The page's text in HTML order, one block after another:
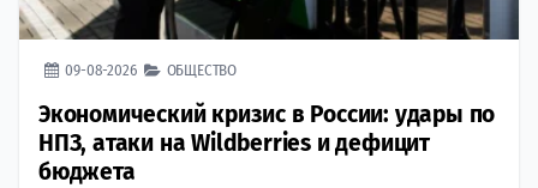
09-08-2026 ОБЩЕСТВО
Экономический кризис в России: удары по
НПЗ, атаки на Wildberries и дефицит
бюджета